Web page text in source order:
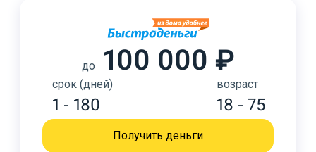
до 100 000 ₽
срок (дней)
1 - 180
возраст
18 - 75
Получить деньги